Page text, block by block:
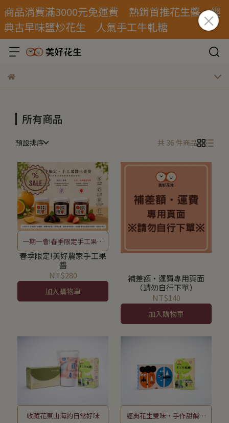
商品消費滿3000元免運費 熱銷首推花生醬 經
典古早味鹽炒花生 人氣手工牛軋糖
所有商品
預設排序 共 36 件商品
一期一會!春季限定手工果醬
三重奏!
春季限定!美好農家手工果
醬
NT$280
加入購物車
補差額‧運費專用頁面
（請勿自行下單）
NT$140
加入購物車
收藏花東山海的日常好味
經典花生雙味・手作甜鹹禮